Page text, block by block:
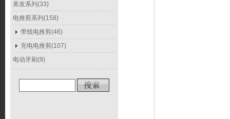
美发系列(33)
电推剪系列(158)
带线电推剪(46)
充电电推剪(107)
电动牙刷(9)